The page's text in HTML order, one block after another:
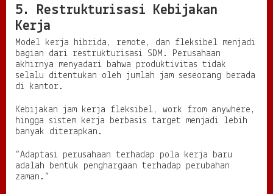
5. Restrukturisasi Kebijakan
Kerja
Model kerja hibrida, remote, dan fleksibel menjadi
bagian dari restrukturisasi SDM. Perusahaan
akhirnya menyadari bahwa produktivitas tidak
selalu ditentukan oleh jumlah jam seseorang berada
di kantor.
Kebijakan jam kerja fleksibel, work from anywhere,
hingga sistem kerja berbasis target menjadi lebih
banyak diterapkan.
“Adaptasi perusahaan terhadap pola kerja baru
adalah bentuk penghargaan terhadap perubahan
zaman.”